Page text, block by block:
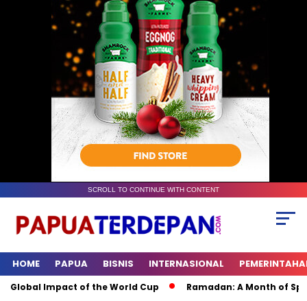
SCROLL TO CONTINUE WITH CONTENT
HOME PAPUA BISNIS INTERNASIONAL
Impact of the World Cup Ramadan: A Month of